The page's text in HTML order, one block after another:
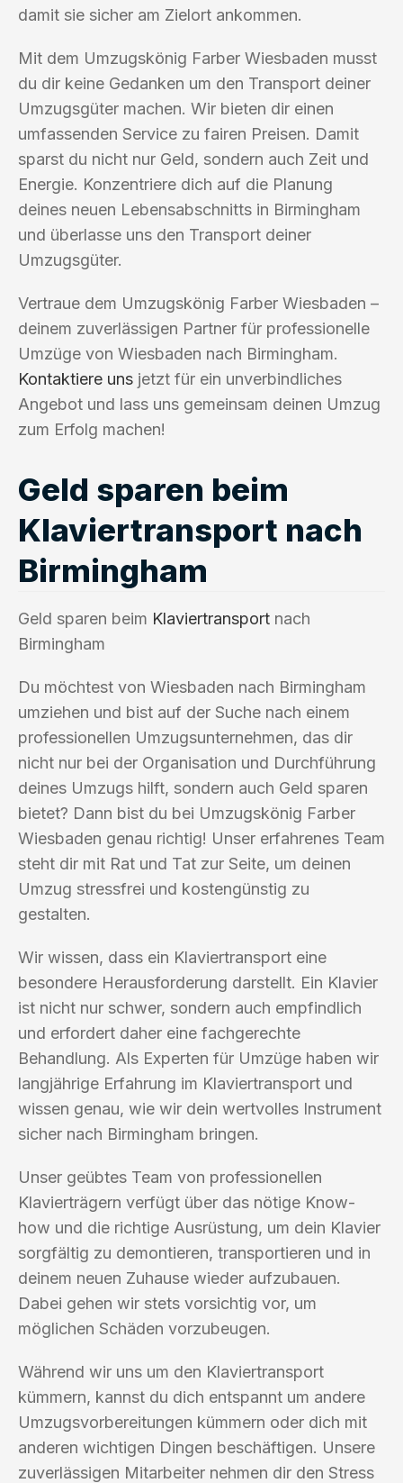
damit sie sicher am Zielort ankommen.
Mit dem Umzugskönig Farber Wiesbaden musst
du dir keine Gedanken um den Transport deiner
Umzugsgüter machen. Wir bieten dir einen
umfassenden Service zu fairen Preisen. Damit
sparst du nicht nur Geld, sondern auch Zeit und
Energie. Konzentriere dich auf die Planung
deines neuen Lebensabschnitts in Birmingham
und überlasse uns den Transport deiner
Umzugsgüter.
Vertraue dem Umzugskönig Farber Wiesbaden –
deinem zuverlässigen Partner für professionelle
Umzüge von Wiesbaden nach Birmingham.
Kontaktiere uns jetzt für ein unverbindliches
Angebot und lass uns gemeinsam deinen Umzug
zum Erfolg machen!
Geld sparen beim
Klaviertransport nach
Birmingham
Geld sparen beim Klaviertransport nach
Birmingham
Du möchtest von Wiesbaden nach Birmingham
umziehen und bist auf der Suche nach einem
professionellen Umzugsunternehmen, das dir
nicht nur bei der Organisation und Durchführung
deines Umzugs hilft, sondern auch Geld sparen
bietet? Dann bist du bei Umzugskönig Farber
Wiesbaden genau richtig! Unser erfahrenes Team
steht dir mit Rat und Tat zur Seite, um deinen
Umzug stressfrei und kostengünstig zu
gestalten.
Wir wissen, dass ein Klaviertransport eine
besondere Herausforderung darstellt. Ein Klavier
ist nicht nur schwer, sondern auch empfindlich
und erfordert daher eine fachgerechte
Behandlung. Als Experten für Umzüge haben wir
langjährige Erfahrung im Klaviertransport und
wissen genau, wie wir dein wertvolles Instrument
sicher nach Birmingham bringen.
Unser geübtes Team von professionellen
Klavierträgern verfügt über das nötige Know-
how und die richtige Ausrüstung, um dein Klavier
sorgfältig zu demontieren, transportieren und in
deinem neuen Zuhause wieder aufzubauen.
Dabei gehen wir stets vorsichtig vor, um
möglichen Schäden vorzubeugen.
Während wir uns um den Klaviertransport
kümmern, kannst du dich entspannt um andere
Umzugsvorbereitungen kümmern oder dich mit
anderen wichtigen Dingen beschäftigen. Unsere
zuverlässigen Mitarbeiter nehmen dir den Stress